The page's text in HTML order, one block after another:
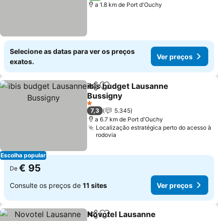
a 1.8 km de Port d'Ouchy
Selecione as datas para ver os preços
exatos.
Ver preços
Escolha popular
PartilharAdicionar aos favoritos
ibis budget Lausanne
Bussigny
Ver preços
1 Estrelas
7,3
5.345
a 6.7 km de Port d'Ouchy
Localização estratégica perto do acesso à
rodovia
De € 95
Consulte os preços de 11 sites Ver preços
Partilhar
Novotel Lausanne